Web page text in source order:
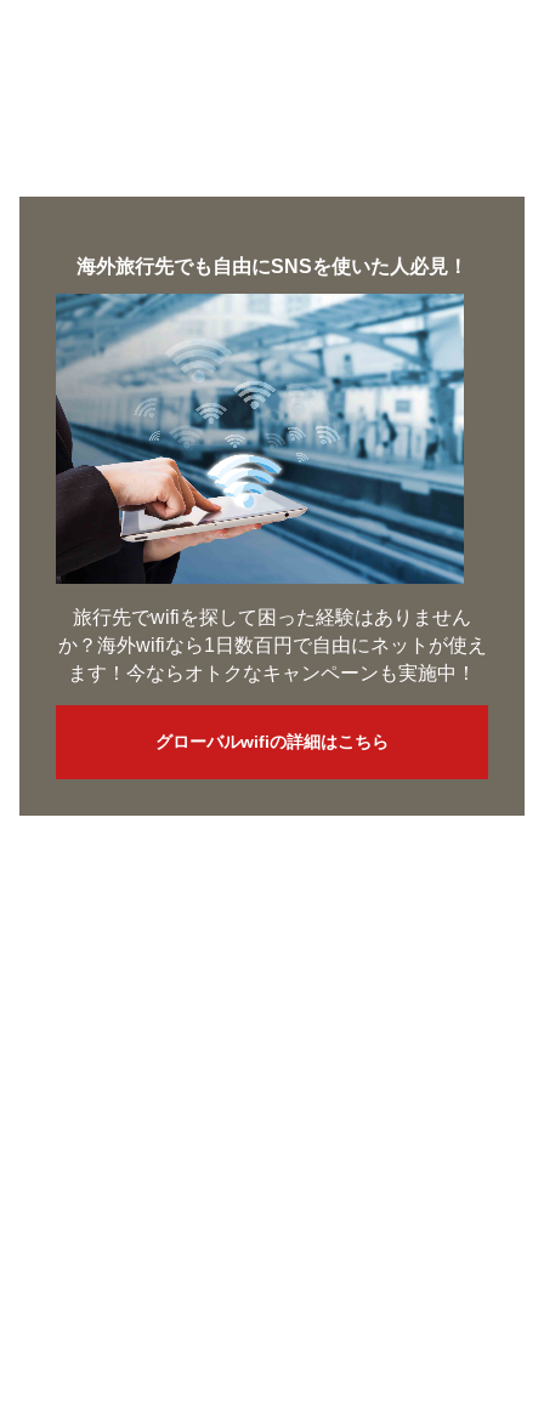
海外旅行先でも自由にSNSを使いた人必見！
旅行先でwifiを探して困った経験はありません
か？海外wifiなら1日数百円で自由にネットが使え
ます！今ならオトクなキャンペーンも実施中！
グローバルwifiの詳細はこちら